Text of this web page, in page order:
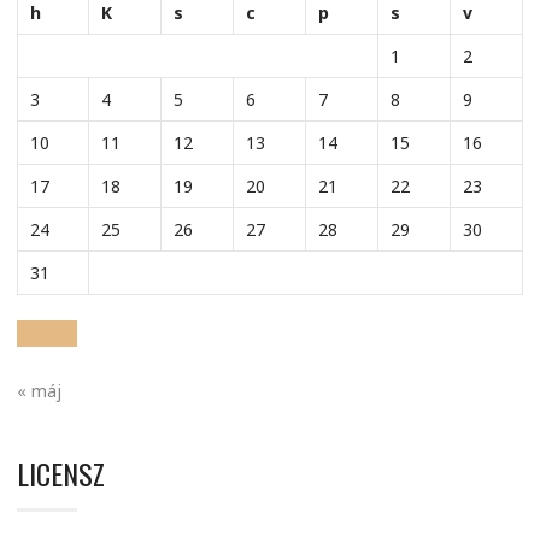
h
K s c p s
v
1
2
3
4 5 6 7 8
9
10
11 12 13 14 15
16
17
18 19 20 21 22
23
24
25 26 27 28 29
30
31
« máj
LICENSZ